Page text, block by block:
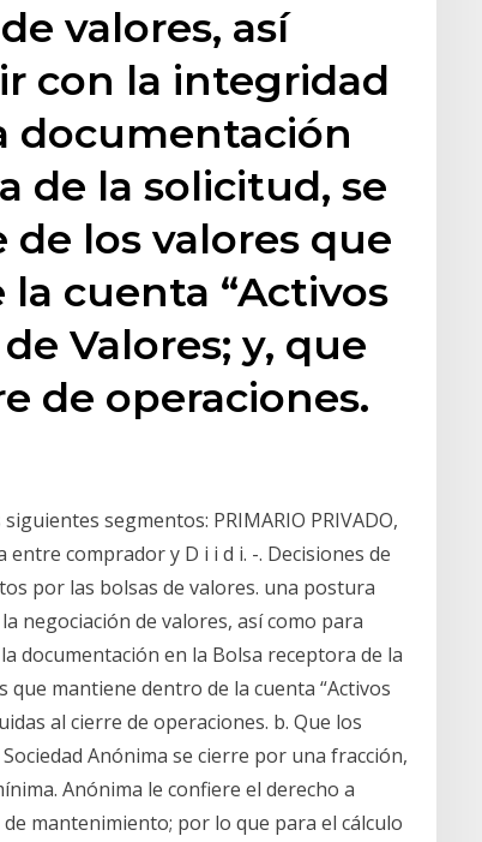
valores, así
con la integridad
documentación
de la solicitud, se
los valores que
cuenta “Activos
Valores; y, que
de operaciones.
segmentos: PRIMARIO PRIVADO,
comprador y D i i d i. -. Decisiones de
por las bolsas de valores. una postura
negociación de valores, así como para
documentación en la Bolsa receptora de la
mantiene dentro de la cuenta “Activos
al cierre de operaciones. b. Que los
Anónima se cierre por una fracción,
Anónima le confiere el derecho a
mantenimiento; por lo que para el cálculo